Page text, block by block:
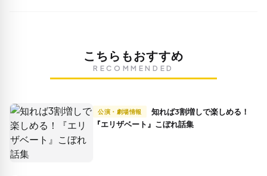
こちらもおすすめ
RECOMMENDED
公演・劇場情報
『エリザベート』こぼれ話集